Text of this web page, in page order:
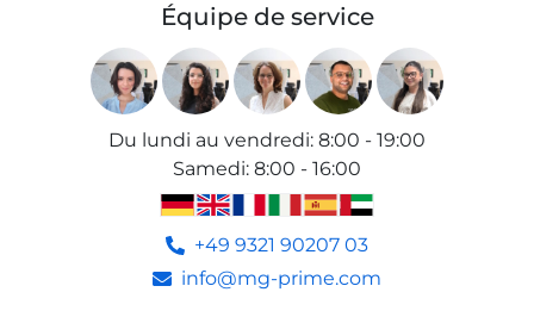
Équipe de service
Du lundi au vendredi: 8:00 - 19:00
Samedi: 8:00 - 16:00
+49 9321 90207 03
info@mg-prime.com